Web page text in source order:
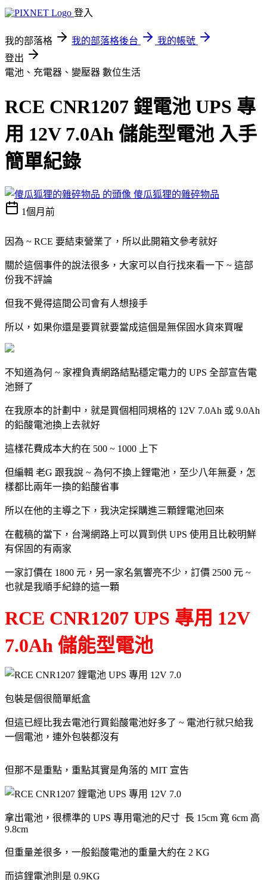
登入
我的部落格 我的部落格後台
我的帳號
登出
電池、充電器、變壓器 數位生活
RCE CNR1207 鋰電池 UPS 專
用 12V 7.0Ah 儲能型電池 入手
簡單紀錄
傻瓜狐狸的雜碎物品
1個月前
因為 ~ RCE 要結束營業了，所以此開箱文參考就好
關於這個事件的說法很多，大家可以自行找來看一下 ~ 這部
份我不評論
但我不覺得這間公司會有人想接手
所以，如果你還是要買就要當成這個是無保固水貨來買喔
不知道為何 ~ 家裡負責網路結點穩定電力的 UPS 全部宣告電
池掰了
在我原本的計劃中，就是買個相同規格的 12V 7.0Ah 或 9.0Ah
的鉛酸電池換上去就好
這樣花費成本大約在 500 ~ 1000 上下
但編輯 老G 跟我說 ~ 為何不換上鋰電池，至少八年無憂，怎
樣都比兩年一換的鉛酸省事
所以在他的主導之下，我決定採購進三顆鋰電池回來
在截稿的當下，台灣網路上可以買到供 UPS 使用且比較明鮮
有保固的有兩家
一家訂價在 1800 元，另一家名氣響亮不少，訂價 2500 元 ~
也就是我順手紀錄的這一顆
RCE CNR1207 UPS 專用 12V
7.0Ah 儲能型電池
包裝是個很簡單紙盒
但這已經比我去電池行買鉛酸電池好多了 ~ 電池行就只給我
一個電池，連外包裝都沒有
但那不是重點，重點其實是角落的 MIT 宣告
拿出電池，很標準的 UPS 專用電池的尺寸 長 15cm 寬 6cm 高
9.8cm
但重量差很多，一般鉛酸電池的重量大約在 2 KG
而這鋰電池則是 0.9KG